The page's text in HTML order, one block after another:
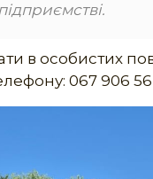
в особистих
067 906 56